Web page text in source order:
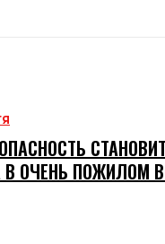
В ОЧЕНЬ ПОЖИЛОМ